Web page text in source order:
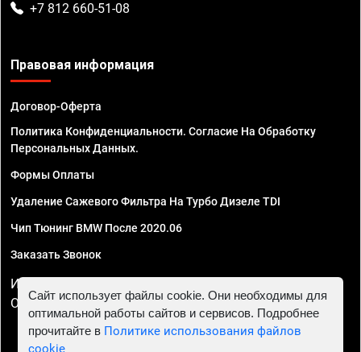
+7 812 660-51-08
Правовая информация
Договор-Оферта
Политика Конфиденциальности. Согласие На Обработку
Персональных Данных.
Формы Оплаты
Удаление Сажевого Фильтра На Турбо Дизеле TDI
Чип Тюнинг BMW После 2020.06
Заказать Звонок
ИП Смирнов Георгий Павлович. ИНН 781302555843,
ОГРНИП 324470400032610
Сайт использует файлы cookie. Они необходимы для
оптимальной работы сайтов и сервисов. Подробнее
прочитайте в Политике использования файлов
cookie